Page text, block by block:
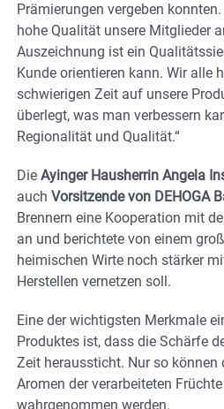
Prämierungen vergeben
hohe Qualität unsere Mitglieder
Auszeichnung ist ein
Kunde orientieren kann. Wir alle
schwierigen Zeit auf unsere
überlegt, was man verbessern
Regionalität und Qualität.“
Die Ayinger Hausherrin Angela
auch Vorsitzende von DEHOGA
Brennern eine Kooperation mit
an und berichtete von einem
heimischen Wirte noch stärker
Herstellen vernetzen soll.
Eine der wichtigsten Merkmale
Produktes ist, dass die Schärfe
Zeit heraussticht. Nur so können
Aromen der verarbeiteten
wahrgenommen werden.